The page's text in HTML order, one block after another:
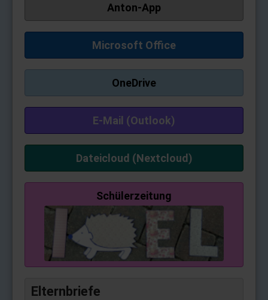
Anton-App
Microsoft Office
OneDrive
E-Mail (Outlook)
Dateicloud (Nextcloud)
Schülerzeitung
Elternbriefe